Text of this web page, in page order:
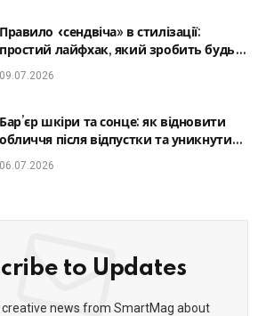
Правило «сендвіча» в стилізації:
простий лайфхак, який зробить будь-
який образ гармонійним
09.07.2026
Бар’єр шкіри та сонце: як відновити
обличчя після відпустки та уникнути
фотостаріння
06.07.2026
to Updates
news from SmartMag about